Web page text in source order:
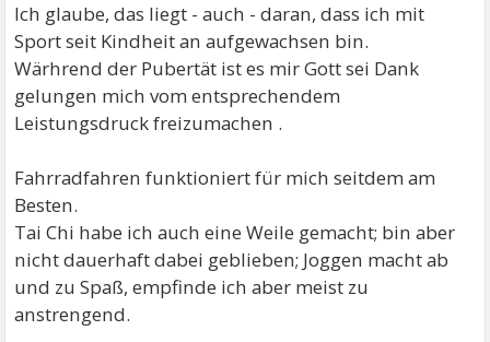
Ich glaube, das liegt - auch - daran, dass ich mit
Sport seit Kindheit an aufgewachsen bin.
Wärhrend der Pubertät ist es mir Gott sei Dank
gelungen mich vom entsprechendem
Leistungsdruck freizumachen .
Fahrradfahren funktioniert für mich seitdem am
Besten.
Tai Chi habe ich auch eine Weile gemacht; bin aber
nicht dauerhaft dabei geblieben; Joggen macht ab
und zu Spaß, empfinde ich aber meist zu
anstrengend.